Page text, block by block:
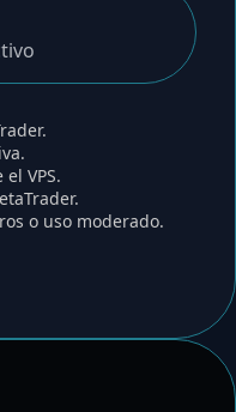
VPS.
o uso moderado.